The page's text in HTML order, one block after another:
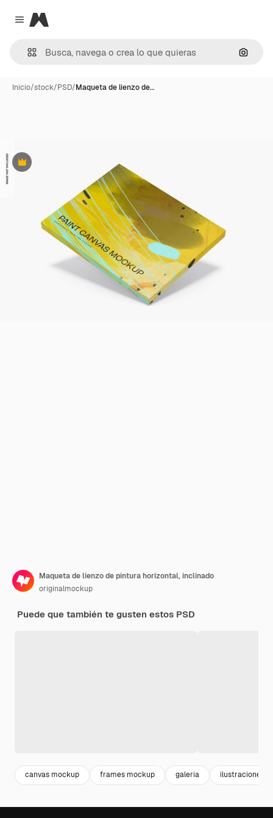
Close menu
Magnific
Inicio/stock/PSD/Maqueta de lienzo de…
Premium
Maqueta de lienzo de pintura horizontal, inclinado
originalmockup
Puede que también te gusten estos PSD
canvas mockup frames mockup galeria ilustraciones